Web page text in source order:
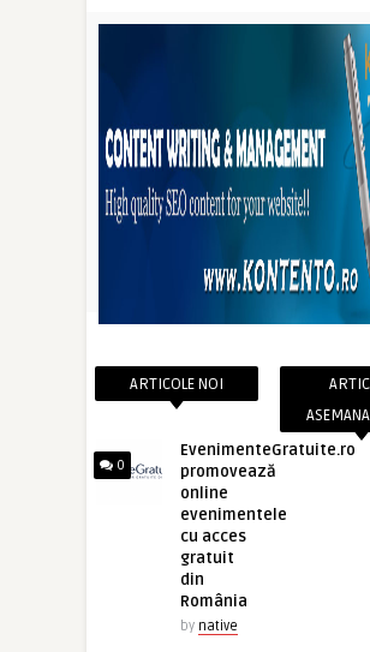
ARTICOLE NOI
0
EvenimenteGratuite.ro
promovează
online
evenimentele
cu acces
gratuit
din
România
by native